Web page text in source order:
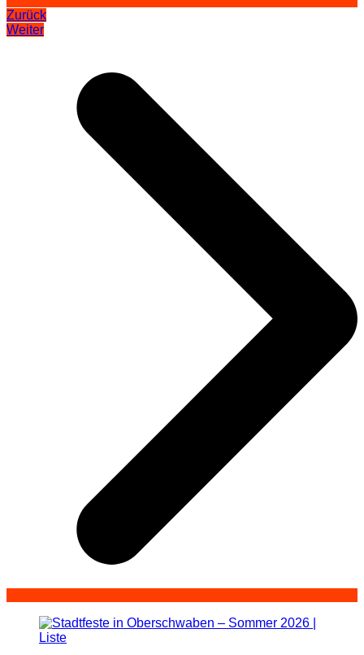
Zurück
Weiter